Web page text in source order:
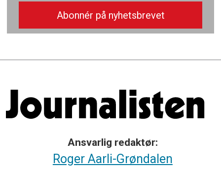
Ansvarlig redaktør:
Roger Aarli-Grøndalen